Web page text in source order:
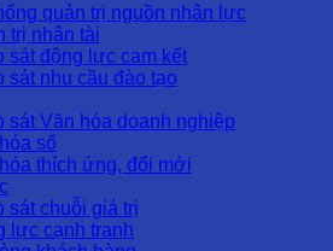
quản trị nguồn nhân lực
trị nhân tài
sát động lực cam kết
sát nhu cầu đào tạo
sát Văn hóa doanh nghiệp
số
thích ứng, đổi mới
sát chuỗi giá trị
lực cạnh tranh